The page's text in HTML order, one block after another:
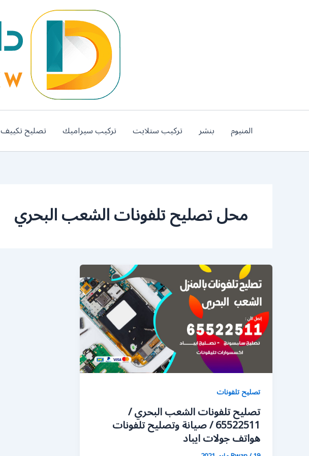
المنيوم بنشر تركيب ستلايت تركيب سيراميك تصليح تكييف
محل تصليح تلفونات الشعب البحري
تصليح تلفونات
تصليح تلفونات الشعب البحري /
65522511 / صيانة وتصليح تلفونات
هواتف جولات ايباد